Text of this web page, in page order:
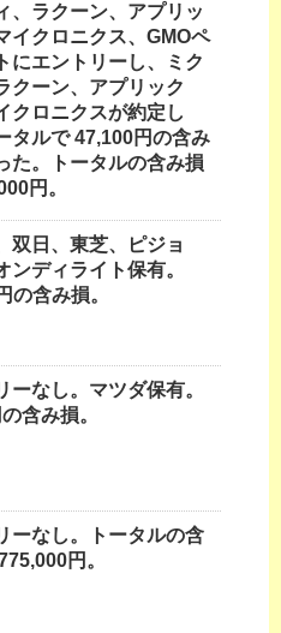
、ラクーン、アプリッ
イクロニクス、GMOペ
にエントリーし、ミク
クーン、アプリック
クロニクスが約定し
タルで 47,100円の含み
た。トータルの含み損
円。
双日、東芝、ピジョ
ンディライト保有。
の含み損。
ーなし。マツダ保有。
含み損。
ーなし。トータルの含
円。